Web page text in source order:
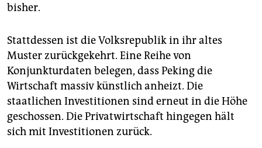
bisher.
Stattdessen ist die Volksrepublik in ihr altes
Muster zurückgekehrt. Eine Reihe von
Konjunkturdaten belegen, dass Peking die
Wirtschaft massiv künstlich anheizt. Die
staatlichen Investitionen sind erneut in die Höhe
geschossen. Die Privatwirtschaft hingegen hält
sich mit Investitionen zurück.